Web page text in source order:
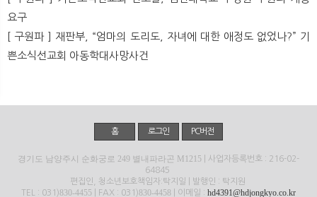
요구
[ 구원파 ] 재판부, “엄마의 도리도, 자녀에 대한 애정도 없었나?” 기
쁜소식선교회 아동학대사망사건
홈 로그인 PC버전
경기도 남양주시 순화궁로 249 별내파라곤 M1215 | 사업자등록번호 : 216-02-
64845
편집인, 청소년보호책임자:탁지일 | 발행인 : 탁지원
TEL : 031)830-4455 | FAX : 031)830-4458 | 이메일 : hd4391@hdjongkyo.co.kr